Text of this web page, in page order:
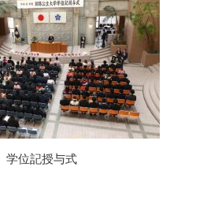
学位記授与式